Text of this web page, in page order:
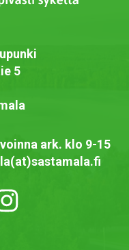
5
ark. klo 9-15